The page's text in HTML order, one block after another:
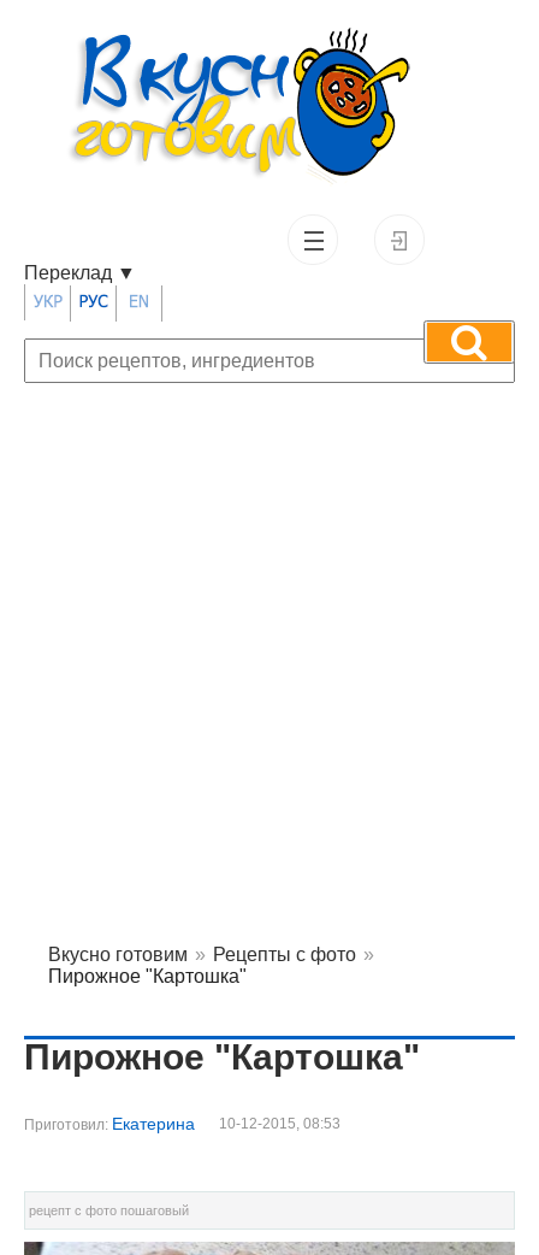
Переклад ▼
Вкусно готовим » Рецепты с фото »
Пирожное "Картошка"
Пирожное "Картошка"
Приготовил: Екатерина 10-12-2015, 08:53
рецепт с фото пошаговый